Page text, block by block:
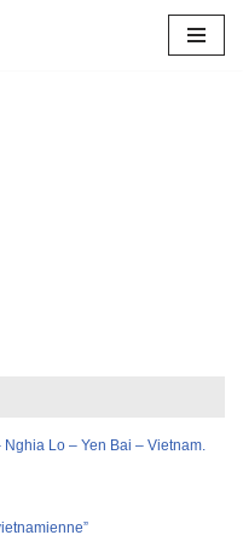
Lo – Yen Bai – Vietnam.